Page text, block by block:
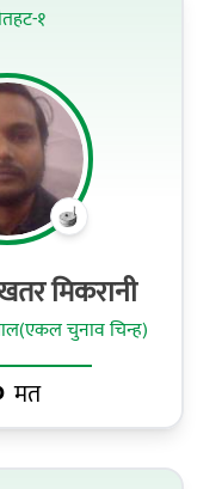
१
मिकरानी
चुनाव चिन्ह)
मत